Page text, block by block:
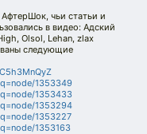
чьи статьи и
в видео: Адский
Olsol, Lehan, zlax
следующие
1353349
1353433
1353294
1353227
1353163